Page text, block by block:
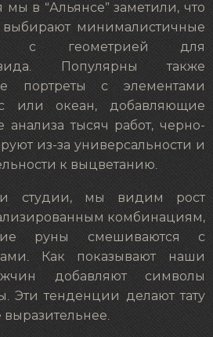
в “Альянсе” заметили, что
минималистичные
с геометрией для
Популярны также
портреты с элементами
или океан, добавляющие
анализа тысяч работ, черно-
из-за универсальности и
к выцветанию.
студии, мы видим рост
комбинациям,
руны смешиваются с
Как показывают наши
добавляют символы
Эти тенденции делают тату